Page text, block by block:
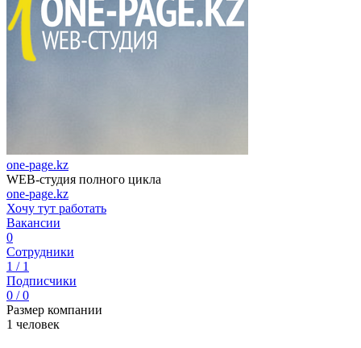
one-page.kz
WEB-студия полного цикла
one-page.kz
Хочу тут работать
Вакансии
0
Сотрудники
1 / 1
Подписчики
0 / 0
Размер компании
1 человек